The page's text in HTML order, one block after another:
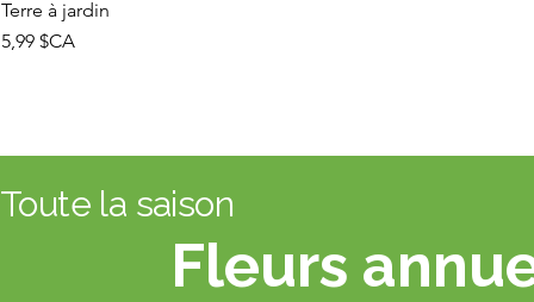
Terre à jardin
Prix
5,99 $CA
Fleurs
Toute la saison